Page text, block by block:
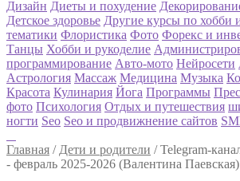
Дизайн Диеты и похудение
Детское здоровье Другие курсы по хобби
тематики Флористика Фото Форекс и
Танцы Хобби и рукоделие
программирование Авто-мото Нейросети
Астрология Массаж Медицина Музыка
Красота Кулинария Йога Программы
фото Психология Отдых и путешествия
ногти Seo Seo и продвижнение сайтов
Главная / Дети и родители /Telegram-
- февраль 2025-2026 (Валентина Паевская)